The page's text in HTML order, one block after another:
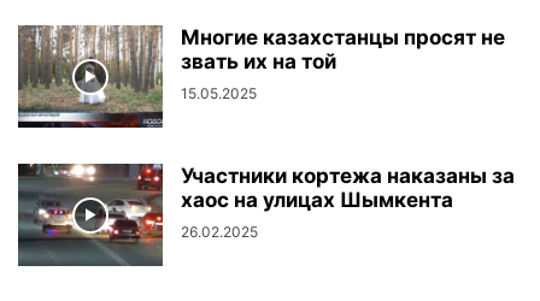
Многие казахстанцы просят не
звать их на той
15.05.2025
Участники кортежа наказаны за
хаос на улицах Шымкента
26.02.2025